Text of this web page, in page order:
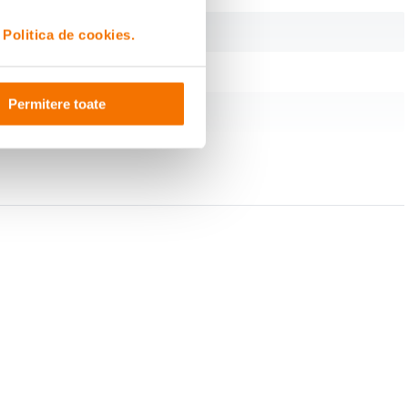
Politica de cookies.
Permitere toate
GPS-ul incorporat permite determinarea cu exactitate a locatiei pe
parcursul unei calatorii. Acest lucru poate fi vital in eventualitatea unui
TEHNICE